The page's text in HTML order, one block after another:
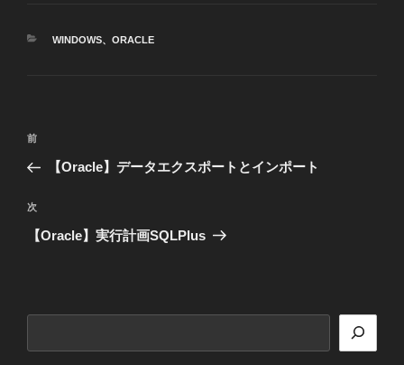
カ
WINDOWS、 ORACLE
投
ナ
ビ
ゲ
前
の
稿
前
【Oracle】データエクスポートとインポート
次
の
次
【Oracle】実行計画SQLPlus